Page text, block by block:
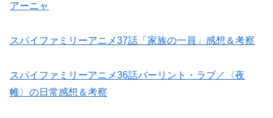
アーニャ
スパイファミリーアニメ37話「家族の一員」感想＆考察
スパイファミリーアニメ36話バーリント・ラブ／〈夜
帷〉の日常感想＆考察